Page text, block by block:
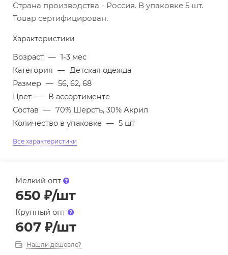
Страна производства - Россия. В упаковке 5 шт.
Товар сертифицирован.
Характеристики
Возраст — 1-3 мес
Категория — Детская одежда
Размер — 56, 62, 68
Цвет — В ассортименте
Состав — 70% Шерсть, 30% Акрил
Количество в упаковке — 5 шт
Все характеристики
Мелкий опт
650 ₽/шт
Крупный опт
607 ₽/шт
Нашли дешевле?